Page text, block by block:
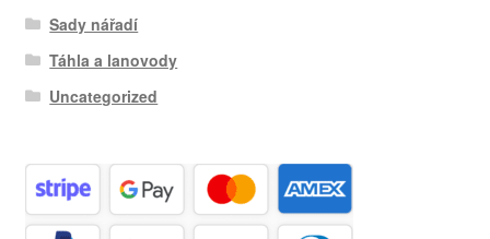
Sady nářadí
Táhla a lanovody
Uncategorized